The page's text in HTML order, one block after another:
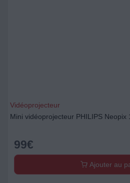
Vidéoprojecteur
Mini vidéoprojecteur PHILIPS Neopix
99€
Ajouter au